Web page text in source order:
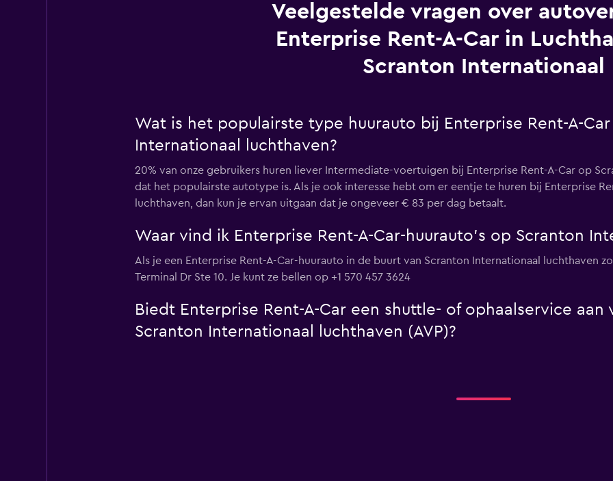
Veelgestelde vragen over
Enterprise Rent-A-Car in
Scranton Internationaal
Wat is het populairste type huurauto bij Enterprise Rent-A-
Internationaal luchthaven?
20% van onze gebruikers huren liever Intermediate-voertuigen bij Enterprise Rent-A-Car op
dat het populairste autotype is. Als je ook interesse hebt om er eentje te huren bij Enterprise
luchthaven, dan kun je ervan uitgaan dat je ongeveer € 83 per dag betaalt.
Waar vind ik Enterprise Rent-A-Car-huurauto's op Scranton
Als je een Enterprise Rent-A-Car-huurauto in de buurt van Scranton Internationaal luchthaven
Terminal Dr Ste 10. Je kunt ze bellen op +1 570 457 3624
Biedt Enterprise Rent-A-Car een shuttle- of ophaalservice aan
Scranton Internationaal luchthaven (AVP)?